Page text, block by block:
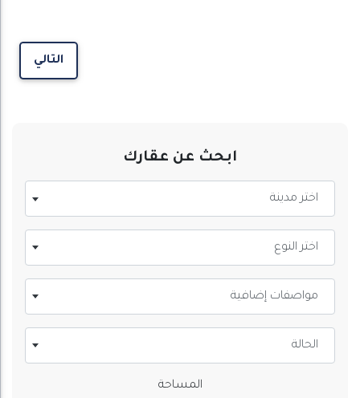
التالي
ابحث عن عقارك
اختر مدينة
اختر النوع
مواصفات إضافية
الحالة
المساحة